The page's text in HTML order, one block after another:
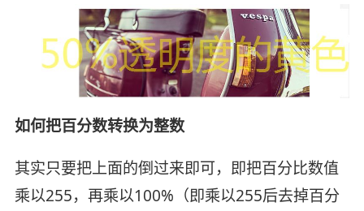
如何把百分数转换为整数
其实只要把上面的倒过来即可，即把百分比数值
乘以255，再乘以100%（即乘以255后去掉百分